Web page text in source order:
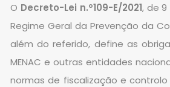
O Decreto-Lei n.º109-E/2021, de
Regime Geral da Prevenção da
além do referido, define as
MENAC e outras entidades
normas de fiscalização e